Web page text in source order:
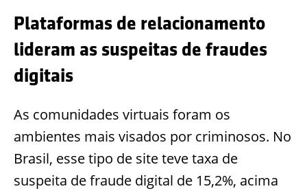
Plataformas de relacionamento
lideram as suspeitas de fraudes
digitais
As comunidades virtuais foram os
ambientes mais visados por criminosos. No
Brasil, esse tipo de site teve taxa de
suspeita de fraude digital de 15,2%, acima